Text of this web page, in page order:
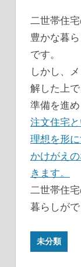
二世帯住
豊かな暮
です。
しかし、
解した上
準備を進め
注文住宅
理想を形
かけがえ
きます。
二世帯住
暮らしがで
未分類